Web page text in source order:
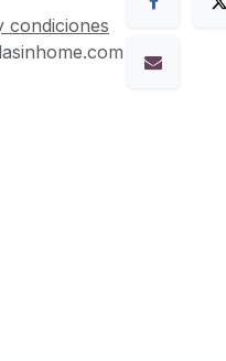
condiciones